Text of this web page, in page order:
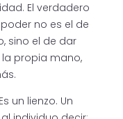
El verdadero
no es el de
sino el de dar
propia mano,
un lienzo. Un